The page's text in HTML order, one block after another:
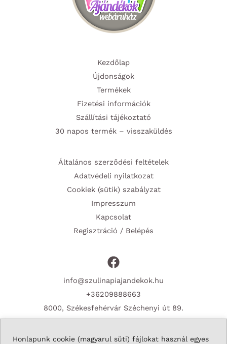
Honlapunk cookie (magyarul süti) fájlokat használ egyes
Kezdőlap
Újdonságok
Termékek
Fizetési információk
Szállítási tájékoztató
30 napos termék – visszaküldés
Általános szerződési feltételek
Adatvédeli nyilatkozat
Cookiek (sütik) szabályzat
Impresszum
Kapcsolat
Regisztráció / Belépés
info@szulinapiajandekok.hu
+36209888663
8000, Székesfehérvár Széchenyi út 89.